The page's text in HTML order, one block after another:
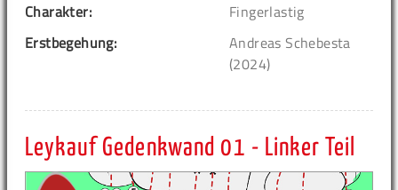
Charakter:
Fingerlastig
Erstbegehung:
Andreas Schebesta
(2024)
Leykauf Gedenkwand 01 - Linker Teil